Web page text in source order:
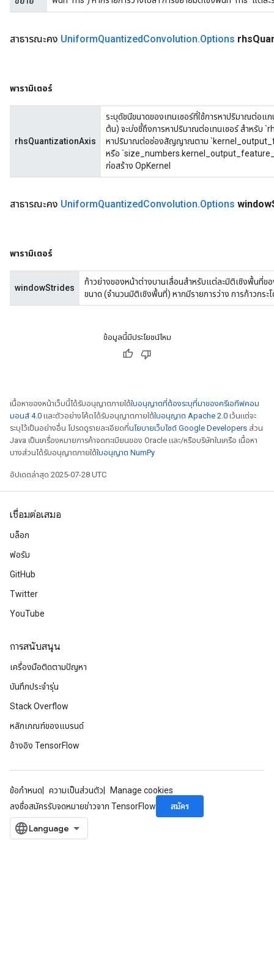
สาธารณะคง UniformQuantizedConvolution.Options rhs
พารามิเตอร์
rhsQuantizationAxis
ระบุดัชนีขนาดของเทนเซอร์ที่ใช้การหาปริมาณต่อแ
ต้น) จะบ่งชี้ถึงการหาปริมาณต่อเทนเซอร์ สำหรับ
หาปริมาณต่อช่องสัญญาณตาม
หรือ
ก่อสร้าง OpKernel
สาธารณะคง UniformQuantizedConvolution.Options window
พารามิเตอร์
windowStrides
ก้าวย่างของหน้าต่างบานเลื่อนสำหรับแต่ละมิติเชิงพื้นที่ข
ขนาด (จำนวนมิติเชิงพื้นที่) หากมีรายการว่าง การก้าวกร
ข้อมูลนี้มีประโยชน์ไหม
เนื้อหาของหน้าเว็บนี้ได้รับอนุญาตภายใต้ใบอนุญาตที่ต้องระบุที่มาของครีเอทีฟคอม
มอนส์ 4.0 และตัวอย่างโค้ดได้รับอนุญาตภายใต้ใบอนุญาต Apache 2.0 เว้นแต่จะ
ระบุไว้เป็นอย่างอื่น โปรดดูรายละเอียดที่นโยบายเว็บไซต์ Google Developers ส่วน
Java เป็นเครื่องหมายการค้าจดทะเบียนของ Oracle และ/หรือบริษัทในเครือ เนื้อหา
บางส่วนได้รับอนุญาตภายใต้ใบอนุญาต NumPy
อัปเดตล่าสุด 2025-07-28 UTC
เชื่อมต่อเสมอ
บล็อก
ฟอรัม
GitHub
Twitter
YouTube
การสนับสนุน
เครื่องมือติดตามปัญหา
บันทึกประจำรุ่น
Stack Overflow
หลักเกณฑ์ของแบรนด์
อ้างอิง TensorFlow
ข้อกำหนด ความเป็นส่วนตัว
Manage cookies
ลงชื่อสมัครรับจดหมายข่าวจาก TensorFlow
สมัคร